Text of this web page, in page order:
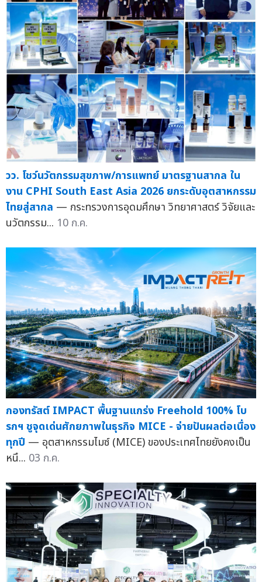
วว. โชว์นวัตกรรมสุขภาพ/การแพทย์ มาตรฐานสากล ใน
งาน CPHI South East Asia 2026 ยกระดับอุตสาหกรรม
ไทยสู่สากล — กระทรวงการอุดมศึกษา วิทยาศาสตร์ วิจัยและ
นวัตกรรม... 10 ก.ค.
กองทรัสต์ IMPACT พื้นฐานแกร่ง Freehold 100% โบ
รกฯ ชูจุดเด่นศักยภาพในธุรกิจ MICE - จ่ายปันผลต่อเนื่อง
ทุกปี — อุตสาหกรรมไมซ์ (MICE) ของประเทศไทยยังคงเป็น
หนึ... 03 ก.ค.